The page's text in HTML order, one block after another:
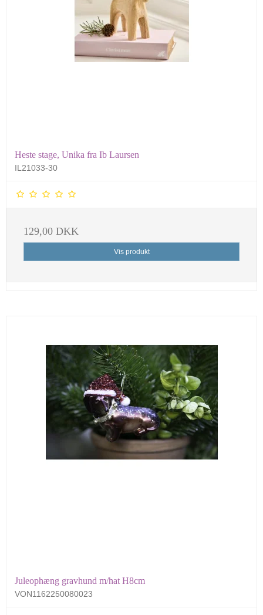
Heste stage, Unika fra Ib Laursen
IL21033-30
129,00 DKK
Vis produkt
Juleophæng gravhund m/hat H8cm
VON1162250080023